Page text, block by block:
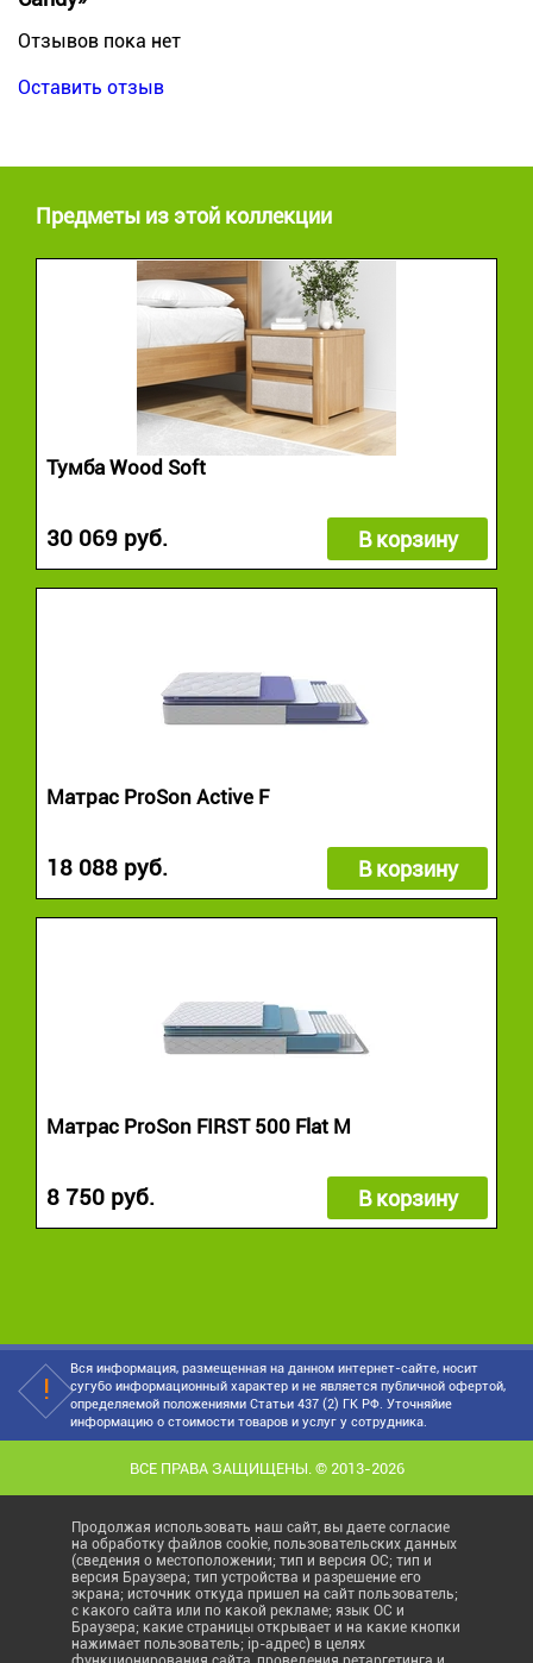
Отзывов пока нет
Оставить отзыв
Предметы из этой коллекции
Тумба Wood Soft
30 069 руб. В корзину
Матрас ProSon Active F
18 088 руб. В корзину
Матрас ProSon FIRST 500 Flat M
8 750 руб. В корзину
Вся информация, размещенная на данном интернет-сайте, носит
сугубо информационный характер и не является публичной офертой,
определяемой положениями Статьи 437 (2) ГК РФ. Уточняйие
информацию о стоимости товаров и услуг у сотрудника.
ВСЕ ПРАВА ЗАЩИЩЕНЫ. © 2013-2026
Продолжая использовать наш сайт, вы даете согласие
на обработку файлов cookie, пользовательских данных
(сведения о местоположении; тип и версия ОС; тип и
версия Браузера; тип устройства и разрешение его
экрана; источник откуда пришел на сайт пользователь;
с какого сайта или по какой рекламе; язык ОС и
Браузера; какие страницы открывает и на какие кнопки
нажимает пользователь; ip-адрес) в целях